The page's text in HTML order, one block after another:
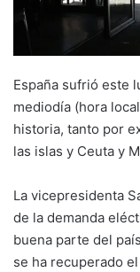
España sufrió este
mediodía (hora
historia, tanto por
las islas y Ceuta y
La vicepresidenta
de la demanda
buena parte del
se ha recuperado